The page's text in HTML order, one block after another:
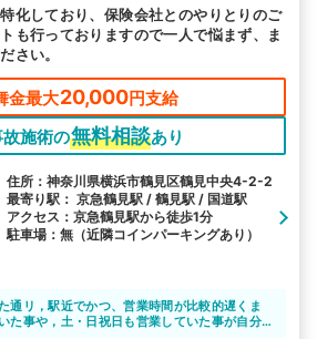
化しており、保険会社とのやりとりのご
も行っておりますので一人で悩まず、ま
さい。
金最大20,000円支給
施術の無料相談あり
住所：神奈川県横浜市鶴見区鶴見中央4-2-2
最寄り駅： 京急鶴見駅 / 鶴見駅 / 国道駅
アクセス：京急鶴見駅から徒歩1分
駐車場：無（近隣コインパーキングあり）
通リ，駅近でかつ、営業時間が比較的遅くま
た事や，土・日祝日も営業していた事が自分